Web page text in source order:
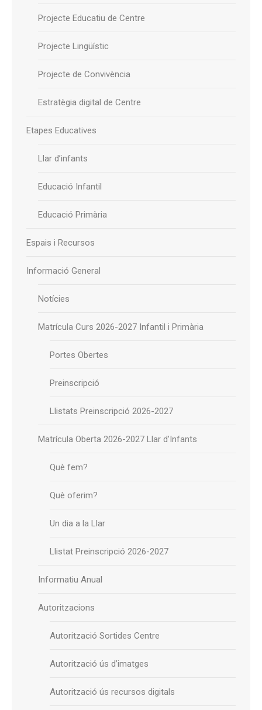
Projecte Educatiu de Centre
Projecte Lingüístic
Projecte de Convivència
Estratègia digital de Centre
Etapes Educatives
Llar d’infants
Educació Infantil
Educació Primària
Espais i Recursos
Informació General
Notícies
Matrícula Curs 2026-2027 Infantil i Primària
Portes Obertes
Preinscripció
Llistats Preinscripció 2026-2027
Matrícula Oberta 2026-2027 Llar d’Infants
Què fem?
Què oferim?
Un dia a la Llar
Llistat Preinscripció 2026-2027
Informatiu Anual
Autoritzacions
Autorització Sortides Centre
Autorització ús d’imatges
Autorització ús recursos digitals